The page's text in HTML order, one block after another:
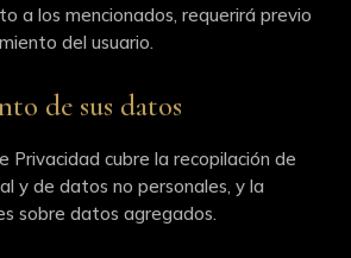
a los mencionados, requerirá previo
del usuario.
de sus datos
Privacidad cubre la recopilación de
y de datos no personales, y la
sobre datos agregados.